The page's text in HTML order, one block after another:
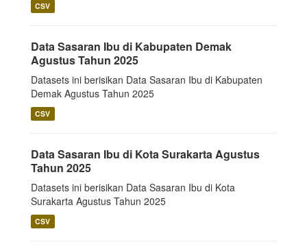
CSV
Data Sasaran Ibu di Kabupaten Demak
Agustus Tahun 2025
Datasets ini berisikan Data Sasaran Ibu di Kabupaten
Demak Agustus Tahun 2025
CSV
Data Sasaran Ibu di Kota Surakarta Agustus
Tahun 2025
Datasets ini berisikan Data Sasaran Ibu di Kota
Surakarta Agustus Tahun 2025
CSV